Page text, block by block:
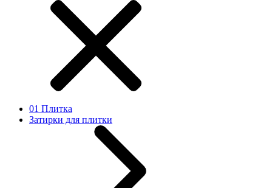
01 Плитка
Затирки для плитки